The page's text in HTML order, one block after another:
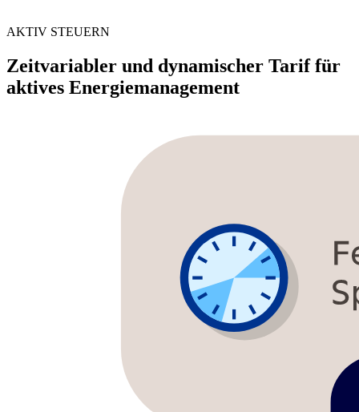
AKTIV STEUERN
Zeitvariabler und dynamischer Tarif für
aktives Energiemanagement